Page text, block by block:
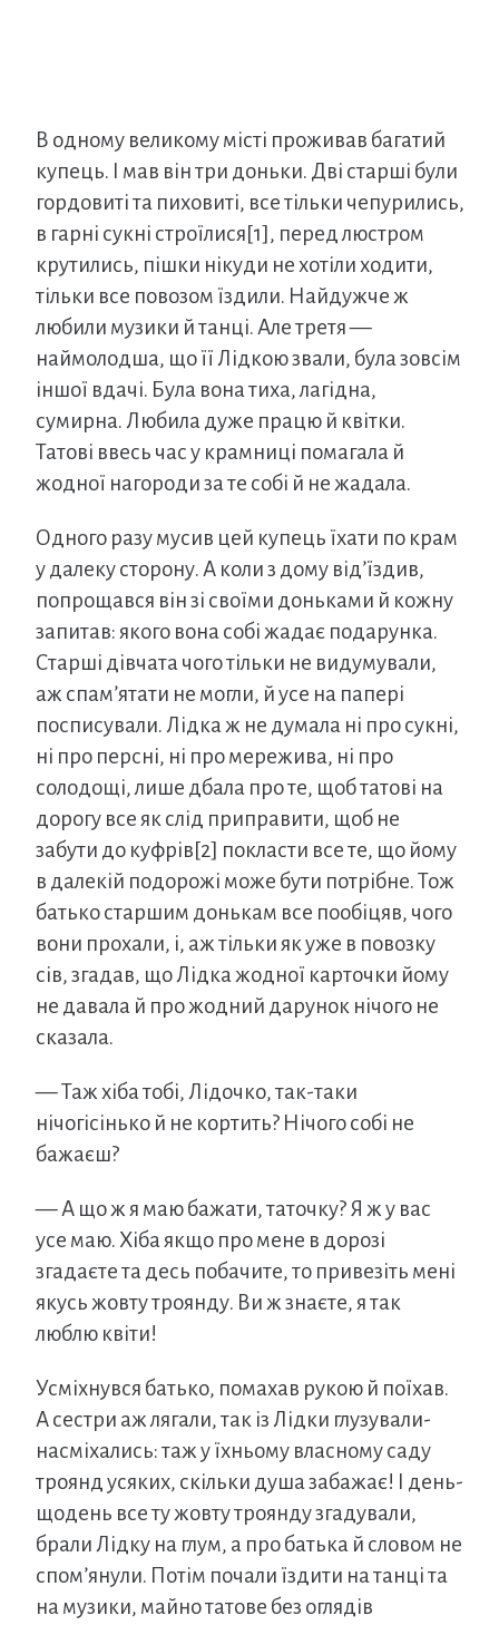
В одному великому місті проживав багатий
купець. І мав він три доньки. Дві старші були
гордовиті та пиховиті, все тільки чепурились,
в гарні сукні строїлися[1], перед люстром
крутились, пішки нікуди не хотіли ходити,
тільки все повозом їздили. Найдужче ж
любили музики й танці. Але третя —
наймолодша, що її Лідкою звали, була зовсім
іншої вдачі. Була вона тиха, лагідна,
сумирна. Любила дуже працю й квітки.
Татові ввесь час у крамниці помагала й
жодної нагороди за те собі й не жадала.
Одного разу мусив цей купець їхати по крам
у далеку сторону. А коли з дому від’їздив,
попрощався він зі своїми доньками й кожну
запитав: якого вона собі жадає подарунка.
Старші дівчата чого тільки не видумували,
аж спам’ятати не могли, й усе на папері
посписували. Лідка ж не думала ні про сукні,
ні про персні, ні про мережива, ні про
солодощі, лише дбала про те, щоб татові на
дорогу все як слід приправити, щоб не
забути до куфрів[2] покласти все те, що йому
в далекій подорожі може бути потрібне. Тож
батько старшим донькам все пообіцяв, чого
вони прохали, і, аж тільки як уже в повозку
сів, згадав, що Лідка жодної карточки йому
не давала й про жодний дарунок нічого не
сказала.
— Таж хіба тобі, Лідочко, так-таки
нічогісінько й не кортить? Нічого собі не
бажаєш?
— А що ж я маю бажати, таточку? Я ж у вас
усе маю. Хіба якщо про мене в дорозі
згадаєте та десь побачите, то привезіть мені
якусь жовту троянду. Ви ж знаєте, я так
люблю квіти!
Усміхнувся батько, помахав рукою й поїхав.
А сестри аж лягали, так із Лідки глузували-
насміхались: таж у їхньому власному саду
троянд усяких, скільки душа забажає! І день-
щодень все ту жовту троянду згадували,
брали Лідку на глум, а про батька й словом не
спом’янули. Потім почали їздити на танці та
на музики, майно татове без оглядів